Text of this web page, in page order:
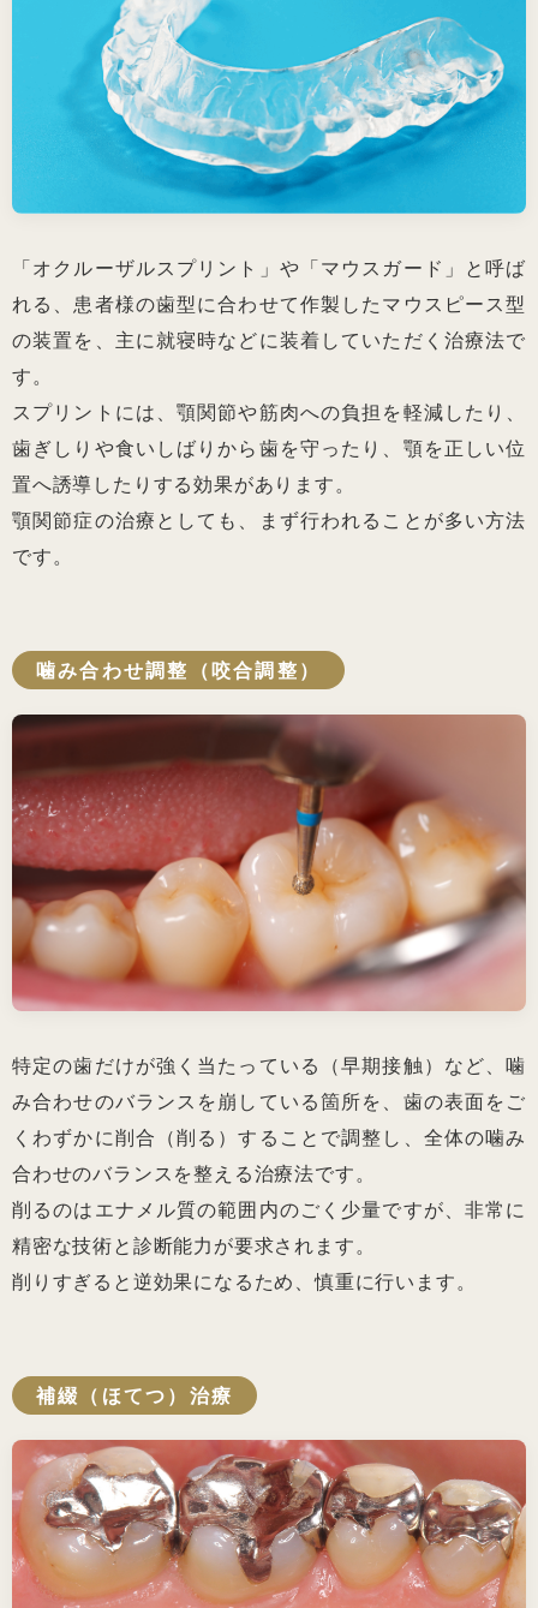
「オクルーザルスプリント」や「マウスガード」と呼ば
れる、患者様の歯型に合わせて作製したマウスピース型
の装置を、主に就寝時などに装着していただく治療法で
す。
スプリントには、顎関節や筋肉への負担を軽減したり、
歯ぎしりや食いしばりから歯を守ったり、顎を正しい位
置へ誘導したりする効果があります。
顎関節症の治療としても、まず行われることが多い方法
です。
噛み合わせ調整（咬合調整）
特定の歯だけが強く当たっている（早期接触）など、噛
み合わせのバランスを崩している箇所を、歯の表面をご
くわずかに削合（削る）することで調整し、全体の噛み
合わせのバランスを整える治療法です。
削るのはエナメル質の範囲内のごく少量ですが、非常に
精密な技術と診断能力が要求されます。
削りすぎると逆効果になるため、慎重に行います。
補綴（ほてつ）治療